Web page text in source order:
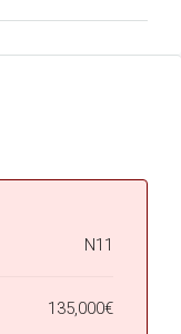
N11
135,000€